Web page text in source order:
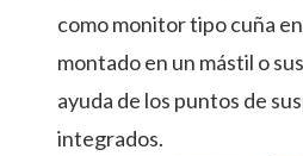
como monitor tipo cuña
montado en un mástil o
ayuda de los puntos de
integrados.